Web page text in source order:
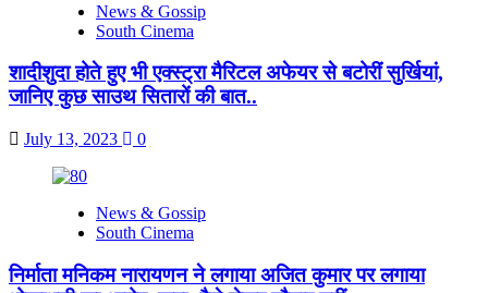
News & Gossip
South Cinema
शादीशुदा होते हुए भी एक्स्ट्रा मैरिटल अफेयर से बटोरीं सुर्खियां,
जानिए कुछ साउथ सितारों की बात..
July 13, 2023 0
News & Gossip
South Cinema
निर्माता मनिकम नारायणन ने लगाया अजित कुमार पर लगाया